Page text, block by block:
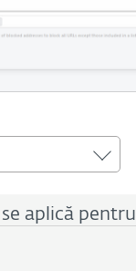
aplică pentru